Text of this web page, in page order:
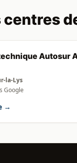
centres
Autosur
la-Lys
Google
→